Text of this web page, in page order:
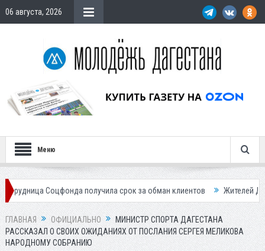
06 августа, 2026
Меню
получила срок за обман клиентов Жителей Дагестана
ГЛАВНАЯ ОФИЦИАЛЬНО
МИНИСТР СПОРТА ДАГЕСТАНА
РАССКАЗАЛ О СВОИХ ОЖИДАНИЯХ ОТ ПОСЛАНИЯ СЕРГЕЯ МЕЛИКОВА
НАРОДНОМУ СОБРАНИЮ